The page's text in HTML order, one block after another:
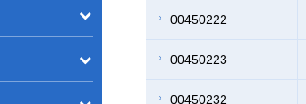
00450222
00450223
00450232